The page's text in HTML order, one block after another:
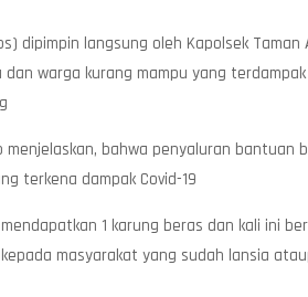
dipimpin langsung oleh Kapolsek
warga kurang mampu yang
menjelaskan, bahwa penyaluran
terkena dampak Covid-19
1 karung beras dan kali ini
masyarakat yang sudah lansia